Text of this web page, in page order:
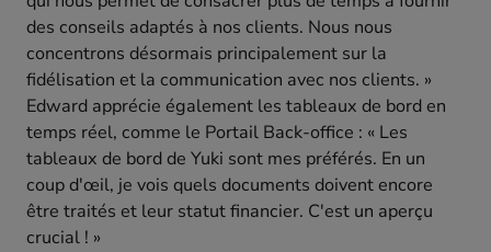
des conseils adaptés à nos clients. Nous nous
concentrons désormais principalement sur la
fidélisation et la communication avec nos clients. »
Edward apprécie également les tableaux de bord en
temps réel, comme le Portail Back-office : « Les
tableaux de bord de Yuki sont mes préférés. En un
coup d'œil, je vois quels documents doivent encore
être traités et leur statut financier. C'est un aperçu
crucial ! »